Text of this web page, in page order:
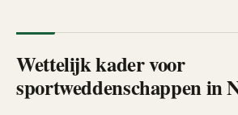
Wettelijk kader voor
sportweddenschappen in